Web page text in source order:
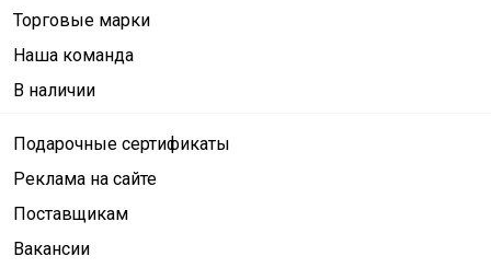
Торговые марки
Наша команда
В наличии
Подарочные сертификаты
Реклама на сайте
Поставщикам
Вакансии